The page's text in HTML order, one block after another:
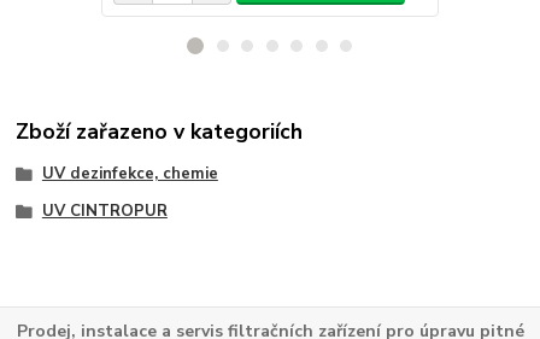
Zboží zařazeno v kategoriích
UV dezinfekce, chemie
UV CINTROPUR
Prodej, instalace a servis filtračních zařízení pro úpravu pitné